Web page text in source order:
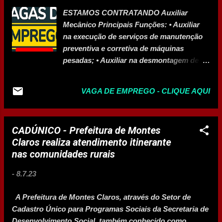
Vagas para a região de Curvelo, Montes
Claros - MG Envie seu currículo para:
vagas@crasainfra.com · •
ESTAMOS CONTRATANDO Auxiliar
Mecânico Principais Funções: • Auxiliar
na execução de serviços de manutenção
preventiva e corretiva de máquinas
pesadas; • Auxiliar na desmontagem de
componentes; •Troca de peças e
conservação dos veículos de acordo com
manuais de serviços e especificações
técnicas. Requisitos: • Habilitação B; ⚫
Disponibilidade para viagens; • Noções
Refeição; Assistência Médica; Assistência
Odontológica. Local: Montes Claros (MG)
VAGA DE EMPREGO - CLIQUE AQUI
CADÚNICO - Prefeitura de Montes
Claros realiza atendimento itinerante
nas comunidades rurais
- 8.7.23
A Prefeitura de Montes Claros, através do Setor de
Cadastro Único para Programas Sociais da Secretaria de